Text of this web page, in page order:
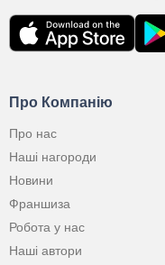
Про Компанію
Про нас
Наші нагороди
Новини
Франшиза
Робота у нас
Наші автори